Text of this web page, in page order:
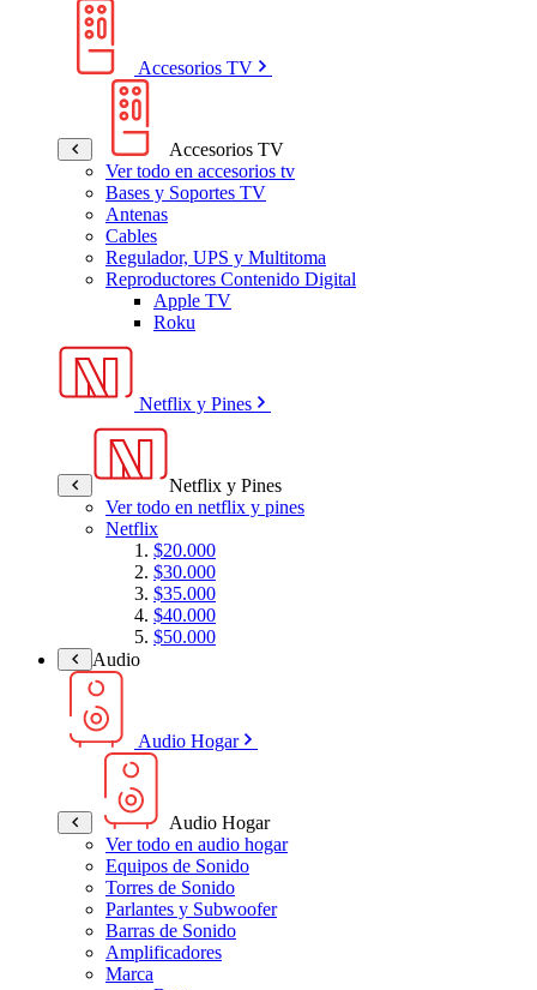
Accesorios TV
Accesorios TV
Ver todo en accesorios tv
Bases y Soportes TV
Antenas
Cables
Regulador, UPS y Multitoma
Reproductores Contenido Digital
Apple TV
Roku
Netflix y Pines
Netflix y Pines
Ver todo en netflix y pines
Netflix
$20.000
$30.000
$35.000
$40.000
$50.000
Audio
Audio Hogar
Audio Hogar
Ver todo en audio hogar
Equipos de Sonido
Torres de Sonido
Parlantes y Subwoofer
Barras de Sonido
Amplificadores
Marca